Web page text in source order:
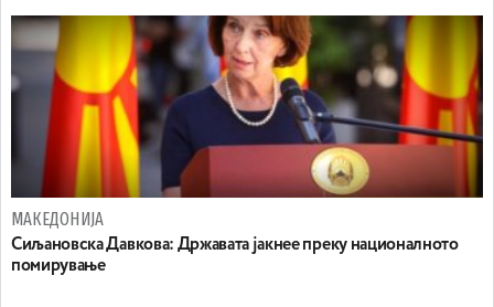
МАКЕДОНИЈА
Сиљановска Давкова: Државата јакнее преку националното
помирување